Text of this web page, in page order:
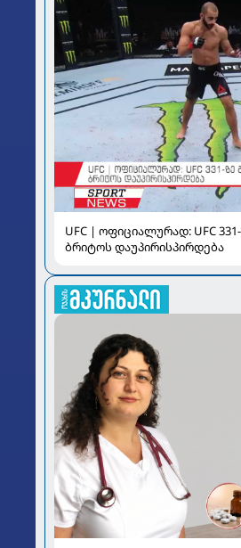
UFC | ოფიციალურად: UFC
ბრიტოს დაუპირისპირდება